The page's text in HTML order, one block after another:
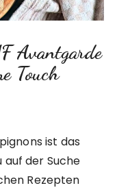
Avantgarde
Touch
ist das
auf der Suche
Rezepten